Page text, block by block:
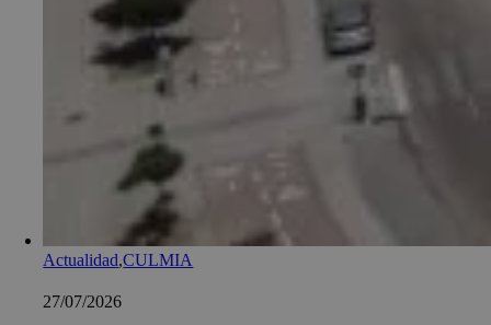
Actualidad,CULMIA
27/07/2026